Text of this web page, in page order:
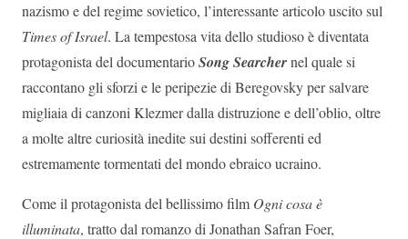
nazismo e del regime sovietico, l’interessante articolo uscito sul
Times of Israel. La tempestosa vita dello studioso è diventata
protagonista del documentarioSong Searchernel quale si
raccontano gli sforzi e le peripezie di Beregovsky per salvare
migliaia di canzoni Klezmer dalla distruzione e dell’oblio, oltre
a molte altre curiosità inedite sui destini sofferenti ed
estremamente tormentati del mondo ebraico ucraino.
Come il protagonista del bellissimo film Ogni cosa è
illuminata, tratto dal romanzo di Jonathan Safran Foer,